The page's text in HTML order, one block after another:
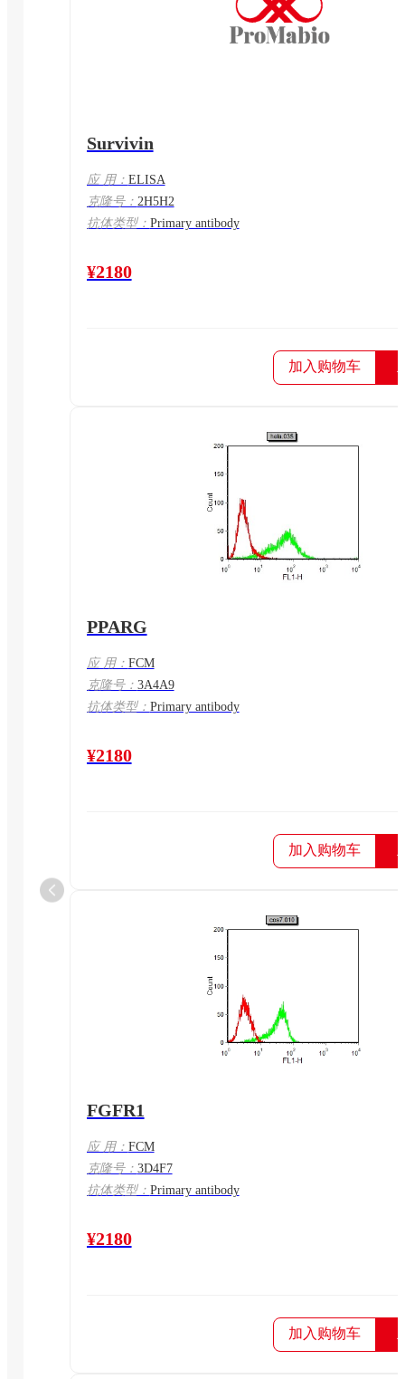
Survivin
应 用： ELISA
克隆号： 2H5H2
抗体类型： Primary antibody
¥2180
加入购物车
PPARG
应 用： FCM
克隆号： 3A4A9
抗体类型： Primary antibody
¥2180
加入购物车
FGFR1
应 用： FCM
克隆号： 3D4F7
抗体类型： Primary antibody
¥2180
加入购物车